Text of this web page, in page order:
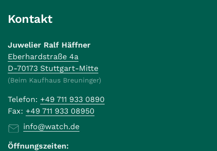
Kontakt
Juwelier Ralf Häffner
Eberhardstraße 4a
D-70173 Stuttgart-Mitte
(Beim Kaufhaus Breuninger)
Telefon: +49 711 933 0890
Fax: +49 711 933 08950
info@watch.de
Öffnungszeiten: